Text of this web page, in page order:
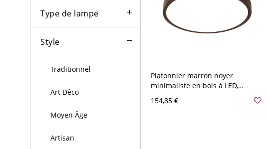
Type de lampe
Style
Traditionnel
Art Déco
Moyen Âge
Artisan
Plafonnier marron noyer
minimaliste en bois à LED,
blanche, pour salon, 12 po l
154,85 €